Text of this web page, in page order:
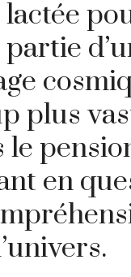
lactée
plus
le
en